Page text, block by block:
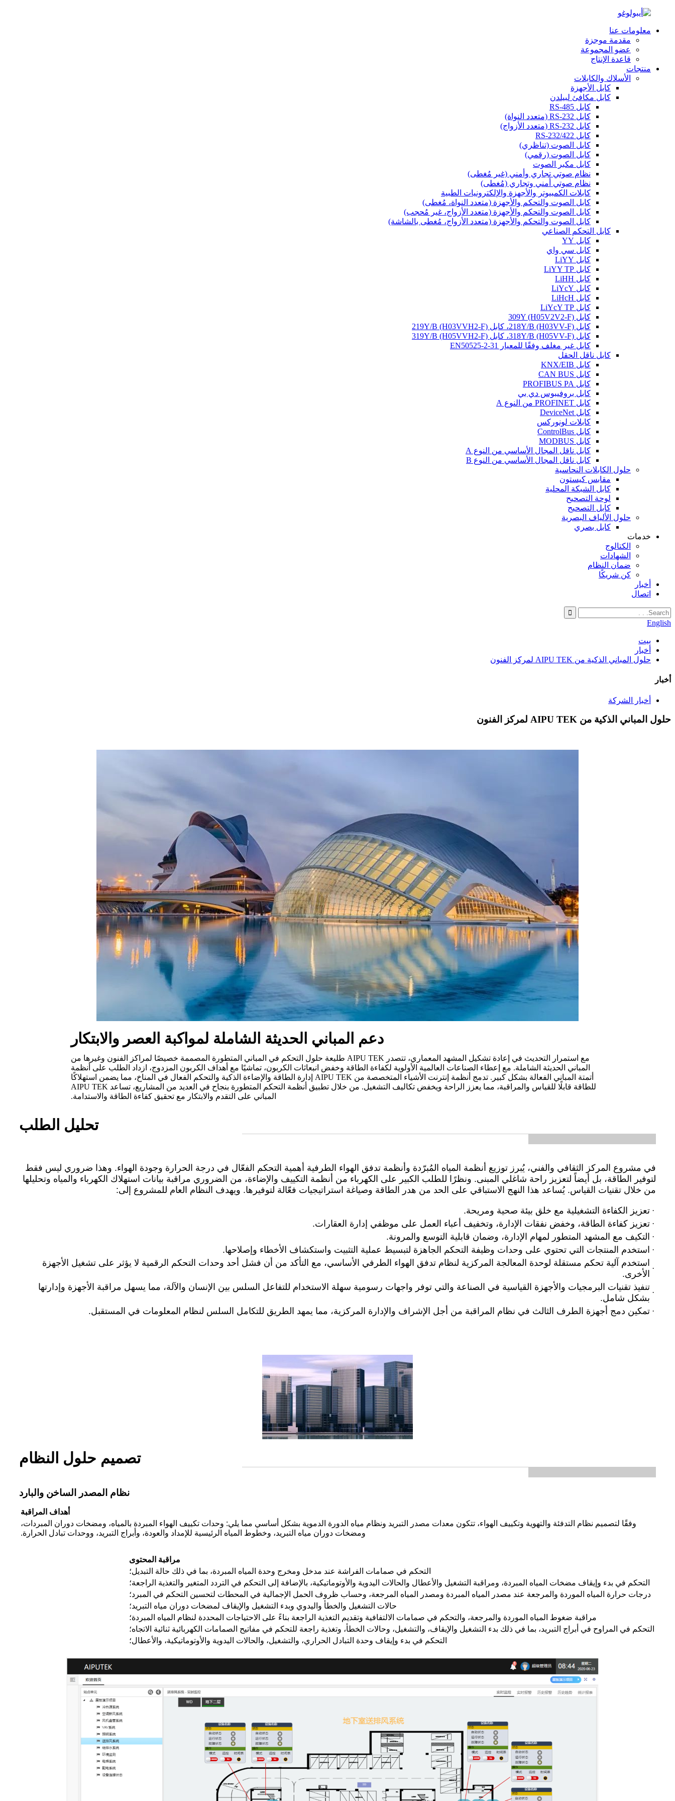
معلومات عنا
مقدمة موجزة
عضو المجموعة
قاعدة الإنتاج
منتجات
الأسلاك والكابلات
كابل الأجهزة
كابل مكافئ لبيلدن
كابل RS-485
كابل RS-232 (متعدد النواة)
كابل RS-232 (متعدد الأزواج)
كابل RS-232/422
كابل الصوت (تناظري)
كابل الصوت (رقمي)
كابل مكبر الصوت
نظام صوتي تجاري وأمني (غير مُغطى)
نظام صوتي أمني وتجاري (مُغطى)
كابلات الكمبيوتر والأجهزة والإلكترونيات الطبية
كابل الصوت والتحكم والأجهزة (متعدد النواة، مُغطى)
كابل الصوت والتحكم والأجهزة (متعدد الأزواج، غير مُحجب)
كابل الصوت والتحكم والأجهزة (متعدد الأزواج، مُغطى بالشاشة)
كابل التحكم الصناعي
كابل YY
كابل سي واي
كابل LiYY
كابل LiYY TP
كابل LiHH
كابل LiYcY
كابل LiHcH
كابل LiYcY TP
كابل 309Y (H05V2V2-F)
كابل 218Y/B (H03VV-F)، كابل 219Y/B (H03VVH2-F)
كابل 318Y/B (H05VV-F)، كابل 319Y/B (H05VVH2-F)
كابل غير مغلف وفقًا للمعيار EN50525-2-31
كابل ناقل الحقل
كابل KNX/EIB
كابل CAN BUS
كابل PROFIBUS PA
كابل بروفيبوس دي بي
كابل PROFINET من النوع A
كابل DeviceNet
كابلات لونوركس
كابل ControlBus
كابل MODBUS
كابل ناقل المجال الأساسي من النوع A
كابل ناقل المجال الأساسي من النوع B
حلول الكابلات النحاسية
مقابس كيستون
كابل الشبكة المحلية
لوحة التصحيح
كابل التصحيح
حلول الألياف البصرية
كابل بصري
خدمات
الكتالوج
الشهادات
ضمان النظام
كن شريكًا
أخبار
اتصال
English
بيت
أخبار
حلول المباني الذكية من AIPU TEK لمركز الفنون
أخبار
أخبار الشركة
حلول المباني الذكية من AIPU TEK لمركز الفنون
دعم المباني الحديثة الشاملة لمواكبة العصر والابتكار
مع استمرار التحديث في إعادة تشكيل المشهد المعماري، تتصدر AIPU TEK طليعة حلول التحكم في المباني المتطورة المصممة خصيصًا لمراكز الفنون وغيرها من
المباني الحديثة الشاملة. مع إعطاء الصناعات العالمية الأولوية لكفاءة الطاقة وخفض انبعاثات الكربون، تماشيًا مع أهداف الكربون المزدوج، ازداد الطلب على أنظمة
أتمتة المباني الفعالة بشكل كبير. تدمج أنظمة إنترنت الأشياء المتخصصة من AIPU TEK إدارة الطاقة والإضاءة الذكية والتحكم الفعال في المناخ، مما يضمن استهلاكًا
للطاقة قابلًا للقياس والمراقبة، مما يعزز الراحة ويخفض تكاليف التشغيل. من خلال تطبيق أنظمة التحكم المتطورة بنجاح في العديد من المشاريع، تساعد AIPU TEK
المباني على التقدم والابتكار مع تحقيق كفاءة الطاقة والاستدامة.
تحليل الطلب
في مشروع المركز الثقافي والفني، يُبرز توزيع أنظمة المياه المُبرّدة وأنظمة تدفق الهواء الطرفية أهمية التحكم الفعّال في درجة الحرارة وجودة الهواء. وهذا ضروري ليس فقط
لتوفير الطاقة، بل أيضاً لتعزيز راحة شاغلي المبنى. ونظرًا للطلب الكبير على الكهرباء من أنظمة التكييف والإضاءة، من الضروري مراقبة بيانات استهلاك الكهرباء والمياه وتحليلها
من خلال تقنيات القياس. يُساعد هذا النهج الاستباقي على الحد من هدر الطاقة وصياغة استراتيجيات فعّالة لتوفيرها. ويهدف النظام العام للمشروع إلى:
· تعزيز الكفاءة التشغيلية مع خلق بيئة صحية ومريحة.
· تعزيز كفاءة الطاقة، وخفض نفقات الإدارة، وتخفيف أعباء العمل على موظفي إدارة العقارات.
· التكيف مع المشهد المتطور لمهام الإدارة، وضمان قابلية التوسع والمرونة.
· استخدم المنتجات التي تحتوي على وحدات وظيفة التحكم الجاهزة لتبسيط عملية التثبيت واستكشاف الأخطاء وإصلاحها.
·
استخدم آلية تحكم مستقلة لوحدة المعالجة المركزية لنظام تدفق الهواء الطرفي الأساسي، مع التأكد من أن فشل أحد وحدات التحكم الرقمية لا يؤثر على تشغيل الأجهزة
الأخرى.
·
تنفيذ تقنيات البرمجيات والأجهزة القياسية في الصناعة والتي توفر واجهات رسومية سهلة الاستخدام للتفاعل السلس بين الإنسان والآلة، مما يسهل مراقبة الأجهزة وإدارتها
بشكل شامل.
· تمكين دمج أجهزة الطرف الثالث في نظام المراقبة من أجل الإشراف والإدارة المركزية، مما يمهد الطريق للتكامل السلس لنظام المعلومات في المستقبل.
تصميم حلول النظام
نظام المصدر الساخن والبارد
أهداف المراقبة
وفقًا لتصميم نظام التدفئة والتهوية وتكييف الهواء، تتكون معدات مصدر التبريد ونظام مياه الدورة الدموية بشكل أساسي مما يلي: وحدات تكييف الهواء المبردة بالمياه، ومضخات دوران المبردات،
ومضخات دوران مياه التبريد، وخطوط المياه الرئيسية للإمداد والعودة، وأبراج التبريد، ووحدات تبادل الحرارة.
مراقبة المحتوى
التحكم في صمامات الفراشة عند مدخل ومخرج وحدة المياه المبردة، بما في ذلك حالة التبديل؛
التحكم في بدء وإيقاف مضخات المياه المبردة، ومراقبة التشغيل والأعطال والحالات اليدوية والأوتوماتيكية، بالإضافة إلى التحكم في التردد المتغير والتغذية الراجعة؛
درجات حرارة المياه الموردة والمرجعة عند مصدر المياه المبردة ومصدر المياه المرجعة، وحساب ظروف الحمل الإجمالية في المحطات لتحسين التحكم في المبرد؛
حالات التشغيل والخطأ واليدوي وبدء التشغيل والإيقاف لمضخات دوران مياه التبريد؛
مراقبة ضغوط المياه الموردة والمرجعة، والتحكم في صمامات الالتفافية وتقديم التغذية الراجعة بناءً على الاحتياجات المحددة لنظام المياه المبردة؛
التحكم في المراوح في أبراج التبريد، بما في ذلك بدء التشغيل والإيقاف، والتشغيل، وحالات الخطأ، وتغذية راجعة للتحكم في مفاتيح الصمامات الكهربائية ثنائية الاتجاه؛
التحكم في بدء وإيقاف وحدة التبادل الحراري، والتشغيل، والحالات اليدوية والأوتوماتيكية، والأعطال؛